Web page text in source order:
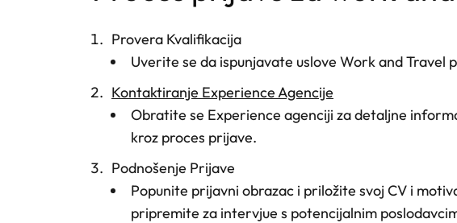
Provera Kvalifikacija
Uverite se da ispunjavate uslove Work and Travel
Kontaktiranje Experience Agencije
Obratite se Experience agenciji za detaljne
kroz proces prijave.
Podnošenje Prijave
Popunite prijavni obrazac i priložite svoj CV i
pripremite za intervjue s potencijalnim